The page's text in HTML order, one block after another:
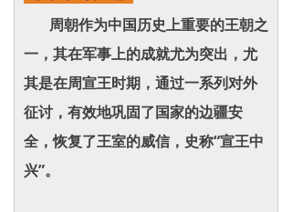
周朝作为中国历史上重要的王朝之
一，其在军事上的成就尤为突出，尤
其是在周宣王时期，通过一系列对外
征讨，有效地巩固了国家的边疆安
全，恢复了王室的威信，史称“宣王中
兴”。